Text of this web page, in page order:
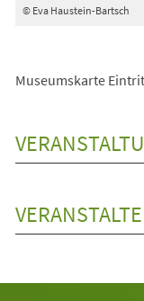
© Eva Haustein-Bartsch
Museumskarte